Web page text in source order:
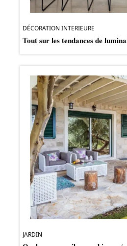
DÉCORATION INTERIEURE
Tout sur les tendances de
JARDIN